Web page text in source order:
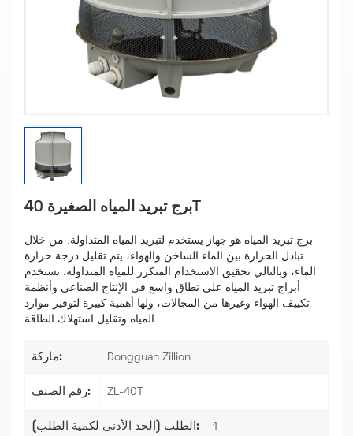
برج تبريد المياه هو جهاز يستخدم لتبريد المياه المتداولة. من خلال
تبادل الحرارة بين الماء الساخن والهواء، يتم تقليل درجة حرارة
الماء، وبالتالي تحقيق الاستخدام المتكرر للمياه المتداولة. تستخدم
أبراج تبريد المياه على نطاق واسع في الإنتاج الصناعي وأنظمة
تكييف الهواء وغيرها من المجالات، ولها أهمية كبيرة لتوفير موارد
ماركة: Dongguan Zillion
رقم الصنف: ZL-40T
الطلب (الحد الأدنى لكمية الطلب): 1